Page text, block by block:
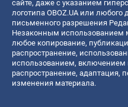
сайте, даже с указанием
логотипа OBOZ.UA или любого
письменного разрешения
Незаконным использованием
любое копирование,
распространение,
использованием, включением
распространение, адаптация,
изменения материала.